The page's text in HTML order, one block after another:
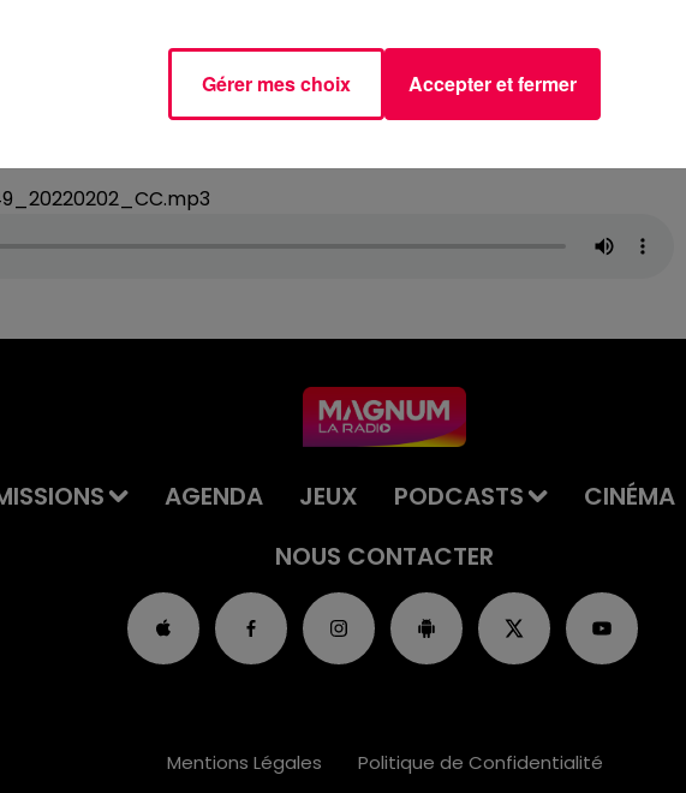
AGENDA JEUX PODCASTS CINÉMA
NOUS CONTACTER
Mentions Légales Politique de Confidentialité
Gérer mes choix Accepter et fermer